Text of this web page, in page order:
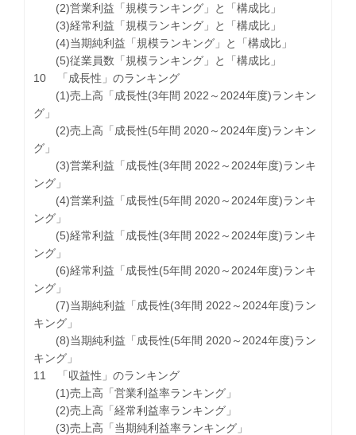
(2)営業利益「規模ランキング」と「構成比」
(3)経常利益「規模ランキング」と「構成比」
(4)当期純利益「規模ランキング」と「構成比」
(5)従業員数「規模ランキング」と「構成比」
10 「成長性」のランキング
(1)売上高「成長性(3年間 2022～2024年度)ランキン
グ」
(2)売上高「成長性(5年間 2020～2024年度)ランキン
グ」
(3)営業利益「成長性(3年間 2022～2024年度)ランキ
ング」
(4)営業利益「成長性(5年間 2020～2024年度)ランキ
ング」
(5)経常利益「成長性(3年間 2022～2024年度)ランキ
ング」
(6)経常利益「成長性(5年間 2020～2024年度)ランキ
ング」
(7)当期純利益「成長性(3年間 2022～2024年度)ラン
キング」
(8)当期純利益「成長性(5年間 2020～2024年度)ラン
キング」
11 「収益性」のランキング
(1)売上高「営業利益率ランキング」
(2)売上高「経常利益率ランキング」
(3)売上高「当期純利益率ランキング」